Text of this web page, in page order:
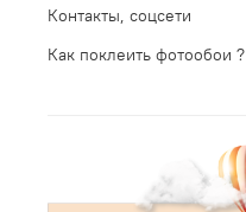
Контакты, соцсети
Как поклеить фотообои ?